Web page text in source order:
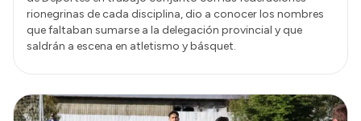
rionegrinas de cada disciplina, dio a conocer los nombres
que faltaban sumarse a la delegación provincial y que
saldrán a escena en atletismo y básquet.